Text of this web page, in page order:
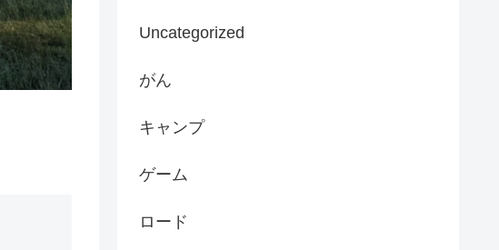
Uncategorized
がん
キャンプ
ゲーム
ロード